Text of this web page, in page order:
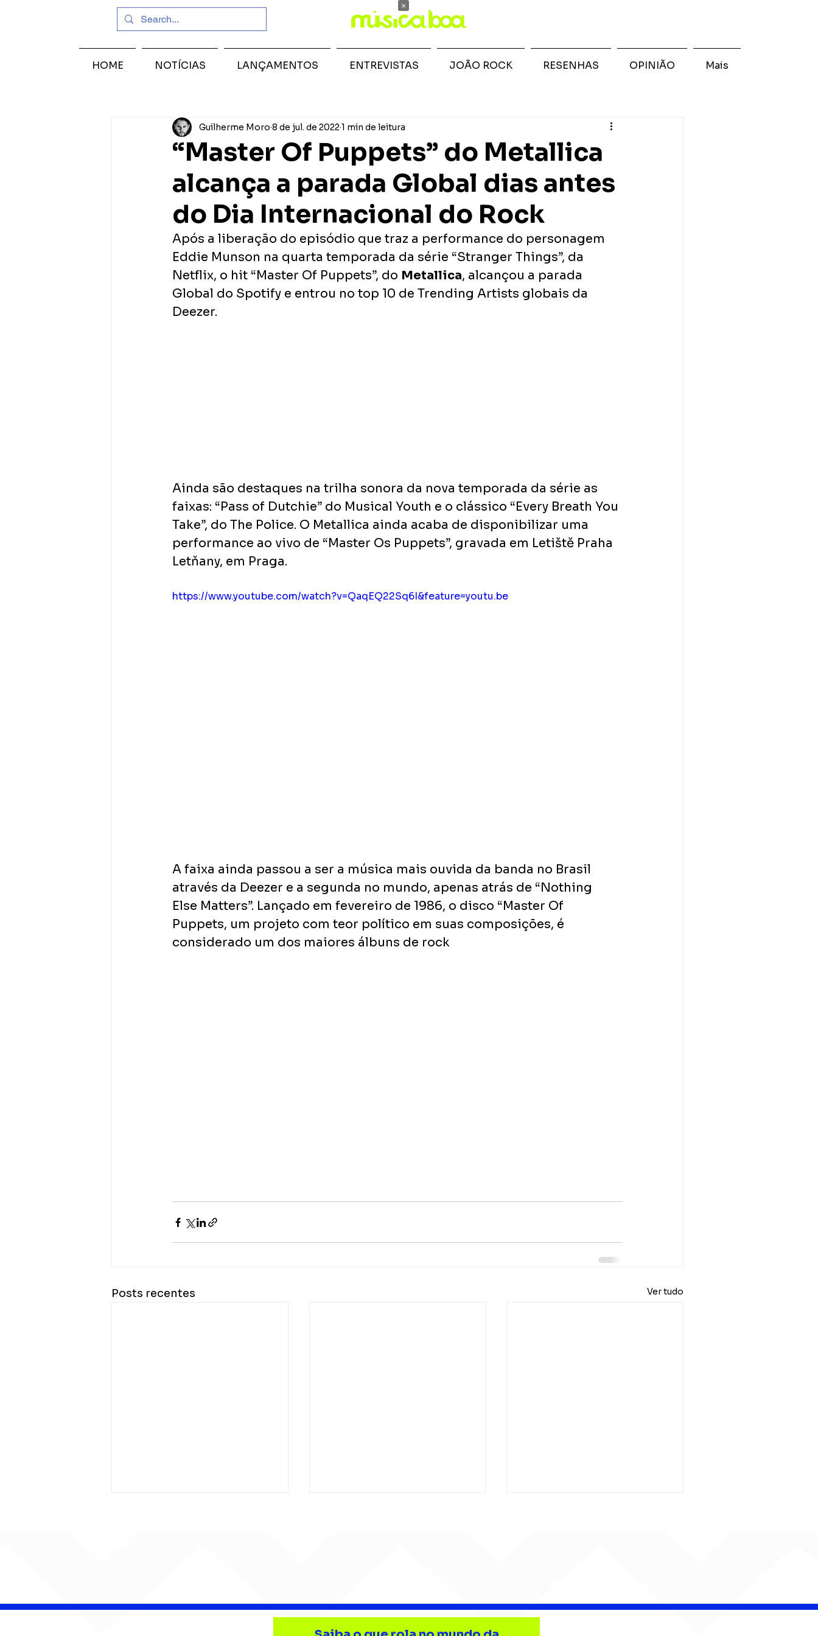
“Master Of Puppets” do Metallica
alcança a parada Global dias antes
do Dia Internacional do Rock
Guilherme Moro 8 de jul. de 2022 1 min de leitura
Após a liberação do episódio que traz a performance do personagem
Eddie Munson na quarta temporada da série “Stranger Things”, da
Netflix, o hit “Master Of Puppets”, do Metallica, alcançou a parada
Global do Spotify e entrou no top 10 de Trending Artists globais da
Deezer.
Ainda são destaques na trilha sonora da nova temporada da série as
faixas: “Pass of Dutchie” do Musical Youth e o clássico “Every Breath You
Take”, do The Police. O Metallica ainda acaba de disponibilizar uma
performance ao vivo de “Master Os Puppets”, gravada em Letiště Praha
Letňany, em Praga.
https://www.youtube.com/watch?v=QaqEQ22Sq6I&feature=youtu.be
A faixa ainda passou a ser a música mais ouvida da banda no Brasil
através da Deezer e a segunda no mundo, apenas atrás de “Nothing
Else Matters”. Lançado em fevereiro de 1986, o disco “Master Of
Puppets, um projeto com teor político em suas composições, é
considerado um dos maiores álbuns de rock
Posts recentes Ver tudo
CHAMELEO acerta as
Barão Vermelho reúne
Bebé Pacheco e Ubandu
HOME NOTÍCIAS LANÇAMENTOS ENTREVISTAS JOÃO ROCK RESENHAS OPINIÃO Mais
×